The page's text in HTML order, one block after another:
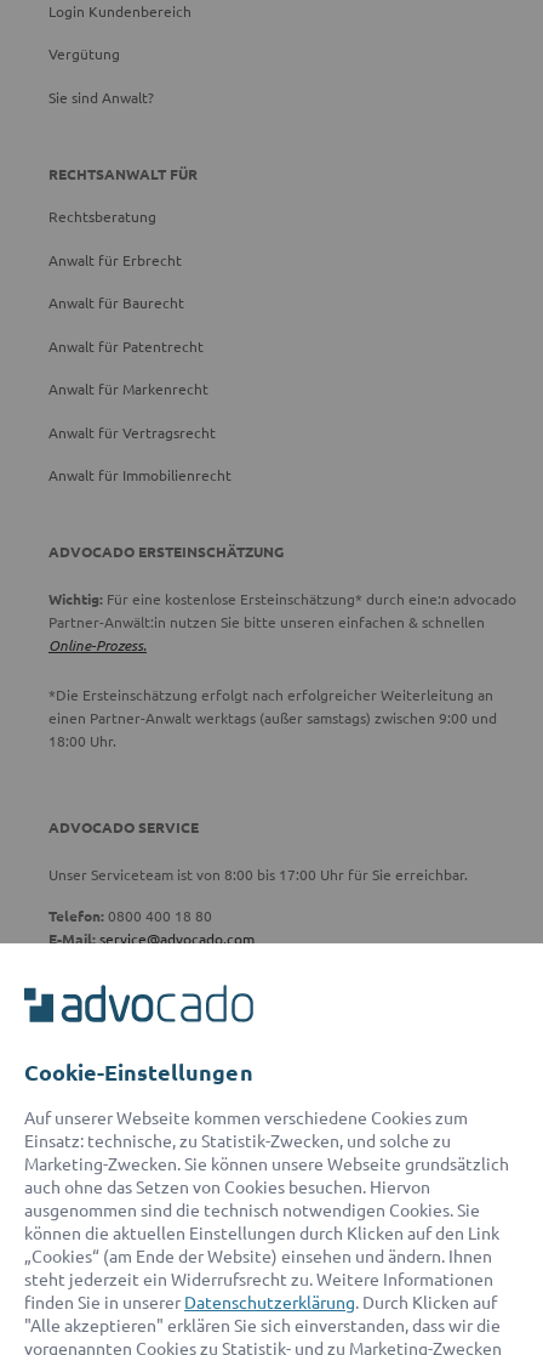
Login Kundenbereich
Vergütung
Sie sind Anwalt?
RECHTSANWALT FÜR
Rechtsberatung
Anwalt für Erbrecht
Anwalt für Baurecht
Anwalt für Patentrecht
Anwalt für Markenrecht
Anwalt für Vertragsrecht
Anwalt für Immobilienrecht
ADVOCADO ERSTEINSCHÄTZUNG
Wichtig: Für eine kostenlose Ersteinschätzung* durch eine:n advocado
Partner-Anwält:in nutzen Sie bitte unseren einfachen & schnellen
Online-Prozess.
*Die Ersteinschätzung erfolgt nach erfolgreicher Weiterleitung an
einen Partner-Anwalt werktags (außer samstags) zwischen 9:00 und
18:00 Uhr.
ADVOCADO SERVICE
Unser Serviceteam ist von 8:00 bis 17:00 Uhr für Sie erreichbar.
Telefon:0800 400 18 80
E-Mail:service@advocado.com
© 2026 advocado - einfach online den passenden Rechtsanwalt finden
Auszeichnungen:
Cookie-Einstellungen
Auf unserer Webseite kommen verschiedene Cookies zum
Einsatz: technische, zu Statistik-Zwecken, und solche zu
Marketing-Zwecken. Sie können unsere Webseite grundsätzlich
auch ohne das Setzen von Cookies besuchen. Hiervon
ausgenommen sind die technisch notwendigen Cookies. Sie
können die aktuellen Einstellungen durch Klicken auf den Link
„Cookies“ (am Ende der Website) einsehen und ändern. Ihnen
steht jederzeit ein Widerrufsrecht zu. Weitere Informationen
finden Sie in unserer Datenschutzerklärung. Durch Klicken auf
"Alle akzeptieren" erklären Sie sich einverstanden, dass wir die
vorgenannten Cookies zu Statistik- und zu Marketing-Zwecken